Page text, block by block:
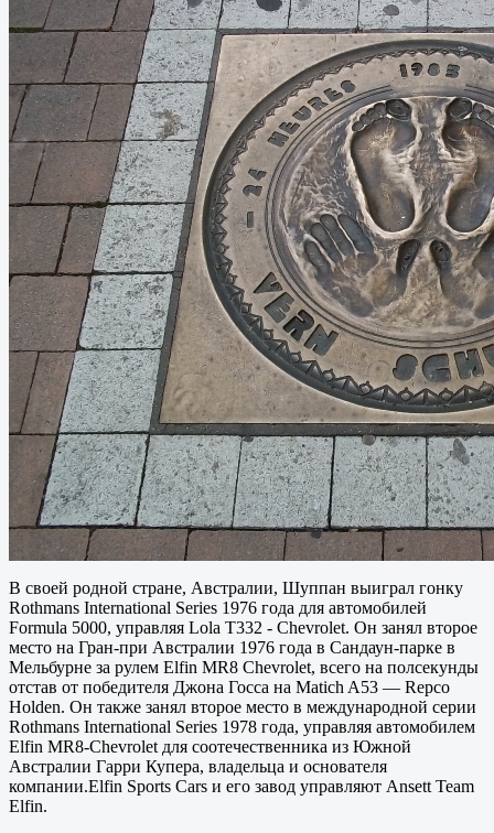
В своей родной стране, Австралии, Шуппан выиграл гонку
Rothmans International Series 1976 года для автомобилей
Formula 5000, управляя Lola T332 - Chevrolet. Он занял второе
место на Гран-при Австралии 1976 года в Сандаун-парке в
Мельбурне за рулем Elfin MR8 Chevrolet, всего на полсекунды
отстав от победителя Джона Госса на Matich A53 — Repco
Holden. Он также занял второе место в международной серии
Rothmans International Series 1978 года, управляя автомобилем
Elfin MR8-Chevrolet для соотечественника из Южной
Австралии Гарри Купера, владельца и основателя
компании.Elfin Sports Cars и его завод управляют Ansett Team
Elfin.